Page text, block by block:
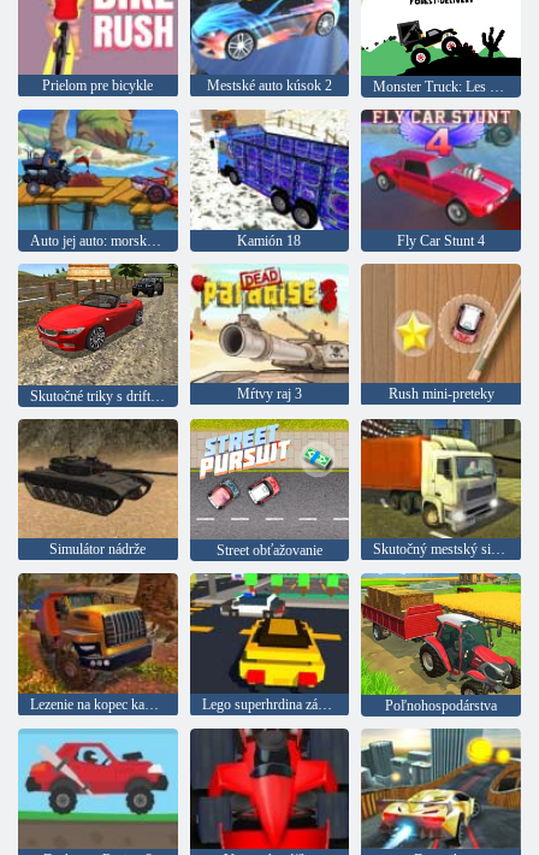
Prielom pre bicykle Mestské auto kúsok 2 Monster Truck: Les Delivery
Kamión 18 Fly Car Stunt 4
Mŕtvy raj 3 Rush mini-preteky
Simulátor nádrže Street obťažovanie Skutočný mestský simulátor nákladných vozidiel
Lezenie na kopec kamiónu Lego superhrdina závod Poľnohospodárstva